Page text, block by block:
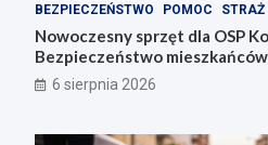
BEZPIECZEŃSTWO POMOC
Nowoczesny sprzęt dla OSP
Bezpieczeństwo
pierwszym miejscu!
6 sierpnia 2026